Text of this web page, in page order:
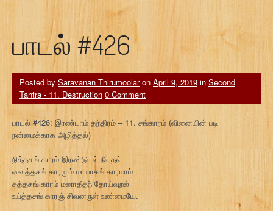
பாடல் #426
Posted by Saravanan Thirumoolaron April 9, 2019 in Second
Tantra - 11. Destruction 0 Comment
பாடல் #426: இரண்டாம் தந்திரம் – 11. சங்காரம் (வினையின் படி
நன்மைக்காக அழித்தல்)
நித்தசங் காரம் இரண்டுடல் நீவுதல்
வைத்தசங் காரமும் மாயாசங் காரமாம்
சுத்தசங் காரம் மனாதீதந் தோய்வுறல்
உய்த்தசங் காரஞ் சிவனருள் உண்மையே.